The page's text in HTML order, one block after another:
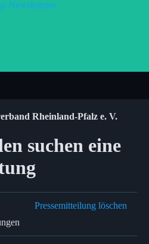
Rheinland-Pfalz e. V.
suchen eine
Pressemitteilung löschen